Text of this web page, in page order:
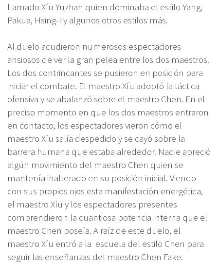
llamado Xíu Yuzhan quien dominaba el estilo Yang,
Pakua, Hsing-I y algunos otros estilos más.
Al duelo acudieron numerosos espectadores
ansiosos de ver la gran pelea entre los dos maestros.
Los dos contrincantes se pusieron en posición para
iniciar el combate. El maestro Xíu adoptó la táctica
ofensiva y se abalanzó sobre el maestro Chen. En el
preciso momento en que los dos maestros entraron
en contacto, los espectadores vieron cómo el
maestro Xíu salía despedido y se cayó sobre la
barrera humana que estaba alrededor. Nadie apreció
algún movimiento del maestro Chen quien se
mantenía inalterado en su posición inicial. Viendo
con sus propios ojos esta manifestación energética,
el maestro Xíu y los espectadores presentes
comprendieron la cuantiosa potencia interna que el
maestro Chen poseía. A raíz de este duelo, el
maestro Xíu entró a la escuela del estilo Chen para
seguir las enseñanzas del maestro Chen Fake.